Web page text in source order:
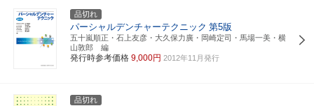
品切れ
パーシャルデンチャーテクニック 第5版
五十嵐順正・石上友彦・大久保力廣・岡崎定司・馬場一美・横
山敦郎 編
発行時参考価格 9,000円 2012年11月発行
品切れ